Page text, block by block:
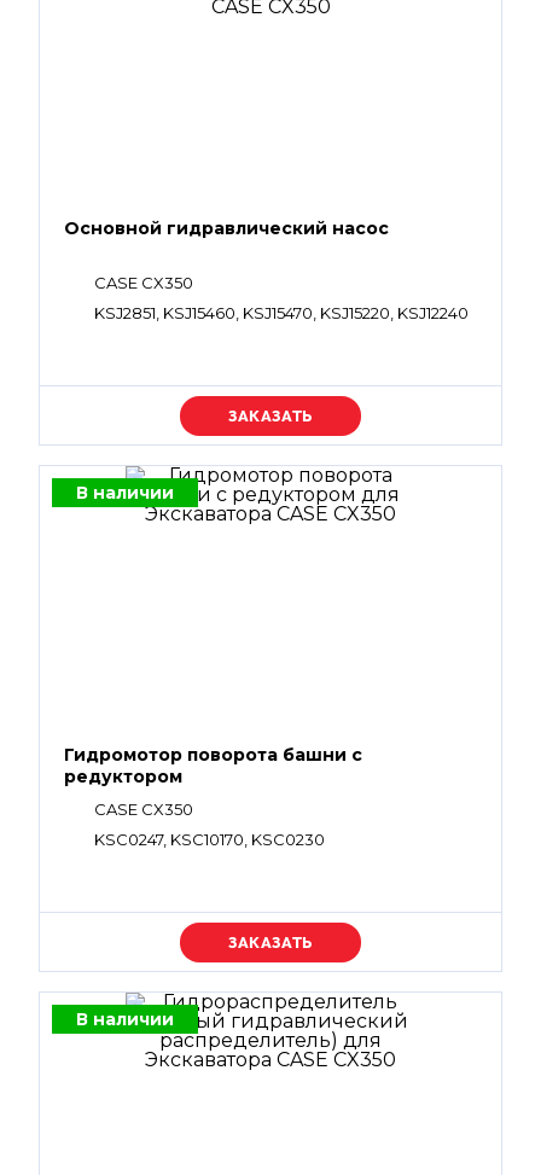
Основной гидравлический насос
CASE CX350
KSJ2851, KSJ15460, KSJ15470, KSJ15220, KSJ12240
Уточняйте цену
В наличии
Гидромотор поворота башни с
редуктором
CASE CX350
KSC0247, KSC10170, KSC0230
Уточняйте цену
В наличии